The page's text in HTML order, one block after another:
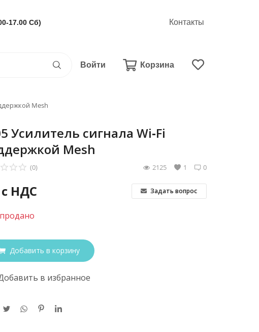
17.00 Сб) Контакты
Войти Корзина
Mesh
Усилитель сигнала Wi‑Fi
Mesh
0
(0) 1
2125
НДС Задать вопрос
Добавить в корзину
в избранное